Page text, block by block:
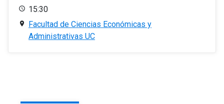
15:30
Facultad de Ciencias Económicas y
Administrativas UC